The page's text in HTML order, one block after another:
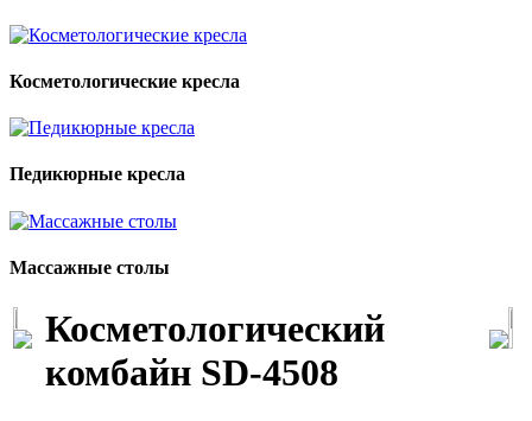
Косметологические кресла
Педикюрные кресла
Массажные столы
Косметологический
комбайн SD-4508